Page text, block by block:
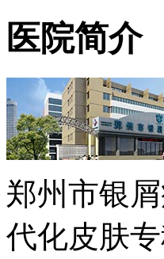
医院简介
郑州市银
代化皮肤